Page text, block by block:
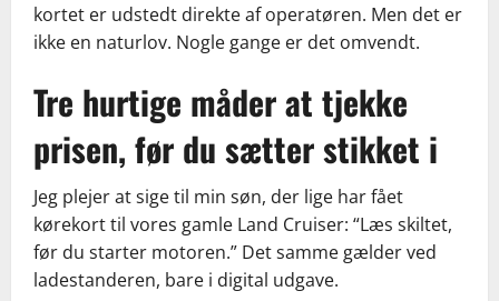
kortet er udstedt direkte af operatøren. Men det er
ikke en naturlov. Nogle gange er det omvendt.
Tre hurtige måder at tjekke
prisen, før du sætter stikket i
Jeg plejer at sige til min søn, der lige har fået
kørekort til vores gamle Land Cruiser: “Læs skiltet,
før du starter motoren.” Det samme gælder ved
ladestanderen, bare i digital udgave.